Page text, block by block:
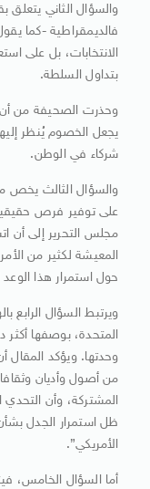
والسؤال الثاني يتعلق
فالديمقراطية -كما
الانتخابات، بل على
بتداول السلطة.
وحذرت الصحيفة من أن
يجعل الخصوم يُنظر
شركاء في الوطن.
والسؤال الثالث يخص
على توفير فرص
مجلس التحرير إلى أن
المعيشة لكثير من
حول استمرار هذا الوعد
ويرتبط السؤال الرابع
المتحدة، بوصفها أكثر
وحدتها. ويؤكد المقال
من أصول وأديان
المشتركة، وأن
ظل استمرار الجدل
الأمريكي”.
أما السؤال الخامس،